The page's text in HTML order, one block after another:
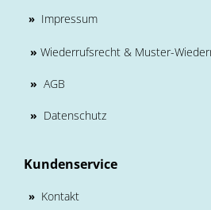
» Impressum
» Wiederrufsrecht & Muster-
» AGB
» Datenschutz
Kundenservice
» Kontakt